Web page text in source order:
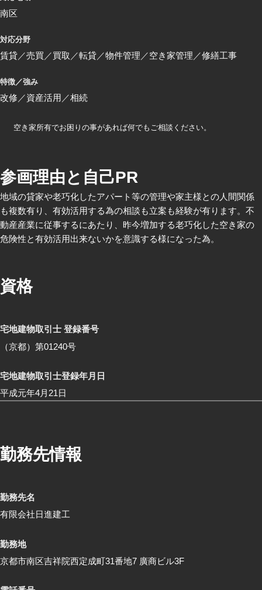
南区
対応分野
賃貸 売買 買取 転貸 物件管理 空き家管理 修繕工事
特徴／強み
改修 資産活用 相続
空き家所有でお困りの事があれば何でもご相談ください。
参画理由と自己PR
地域の貸家や老巧化したアパート等の管理や家主様との人間関係
も複数有り、有効活用する為の相談も立案も経験が有ります。不
動産産業に従事するにあたり、昨今増加する老巧化した空き家の
危険性と有効活用出来ないかを意識する様になった為。
資格
宅地建物取引士 登録番号
（京都）第01240号
宅地建物取引士登録年月日
平成元年4月21日
勤務先情報
勤務先名
有限会社日進建工
勤務地
京都市南区吉祥院西定成町31番地7 廣商ビル3F